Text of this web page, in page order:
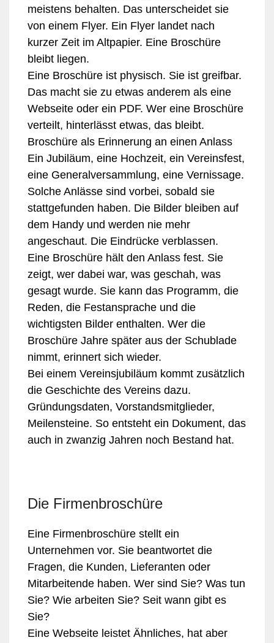
meistens behalten. Das unterscheidet sie
von einem Flyer. Ein Flyer landet nach
kurzer Zeit im Altpapier. Eine Broschüre
bleibt liegen.
Eine Broschüre ist physisch. Sie ist greifbar.
Das macht sie zu etwas anderem als eine
Webseite oder ein PDF. Wer eine Broschüre
verteilt, hinterlässt etwas, das bleibt.
Broschüre als Erinnerung an einen Anlass
Ein Jubiläum, eine Hochzeit, ein Vereinsfest,
eine Generalversammlung, eine Vernissage.
Solche Anlässe sind vorbei, sobald sie
stattgefunden haben. Die Bilder bleiben auf
dem Handy und werden nie mehr
angeschaut. Die Eindrücke verblassen.
Eine Broschüre hält den Anlass fest. Sie
zeigt, wer dabei war, was geschah, was
gesagt wurde. Sie kann das Programm, die
Reden, die Festansprache und die
wichtigsten Bilder enthalten. Wer die
Broschüre Jahre später aus der Schublade
nimmt, erinnert sich wieder.
Bei einem Vereinsjubiläum kommt zusätzlich
die Geschichte des Vereins dazu.
Gründungsdaten, Vorstandsmitglieder,
Meilensteine. So entsteht ein Dokument, das
auch in zwanzig Jahren noch Bestand hat.
Die Firmenbroschüre
Eine Firmenbroschüre stellt ein
Unternehmen vor. Sie beantwortet die
Fragen, die Kunden, Lieferanten oder
Mitarbeitende haben. Wer sind Sie? Was tun
Sie? Wie arbeiten Sie? Seit wann gibt es
Sie?
Eine Webseite leistet Ähnliches, hat aber